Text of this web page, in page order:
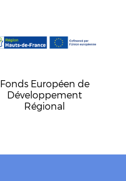
Fonds Européen de
Développement
Régional